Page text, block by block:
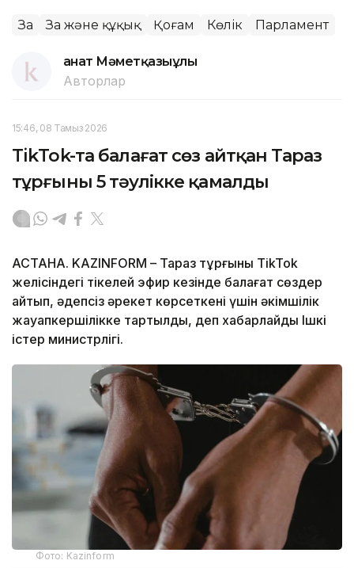
Заң Заң және құқық Қоғам Көлік Парламент
Қанат Мәметқазыұлы
Авторлар
15:46, 08 Тамыз 2026
TikTok-та балағат сөз айтқан Тараз
тұрғыны 5 тәулікке қамалды
АСТАНА. KAZINFORM – Тараз тұрғыны TikTok
желісіндегі тікелей эфир кезінде балағат сөздер
айтып, әдепсіз әрекет көрсеткені үшін әкімшілік
жауапкершілікке тартылды, деп хабарлайды Ішкі
істер министрлігі.
Фото: Kazinform